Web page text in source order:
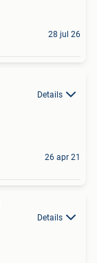
28 jul 26
Details
26 apr 21
Details